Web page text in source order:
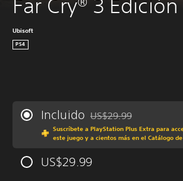
Far Cry® 3
Ubisoft
PS4
Incluido Rebajado del precio
US$29.99
Suscríbete a PlayStation Plus Extra para
este juego y a cientos más en el Catálogo
US$29.99